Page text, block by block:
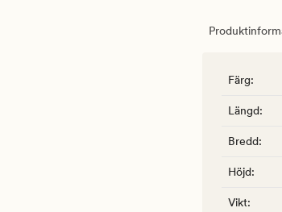
Färg:
Längd:
Bredd:
Höjd:
Vikt: